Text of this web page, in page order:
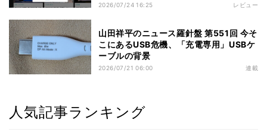
2026/07/24 16:25 レビュー
山田祥平のニュース羅針盤 第551回 今そ
こにあるUSB危機、「充電専用」USBケ
ーブルの背景
2026/07/21 06:00 連載
人気記事ランキング